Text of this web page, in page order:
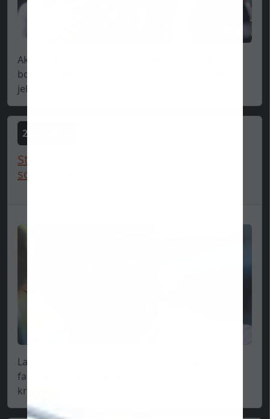
Ako je známe, po ukončení Veľkej ceny Kanady a
bolestnej prehre Red Bull sa Max Verstappen a
jeho tí...
2025-06-26
Stroll:"Jeden-dva slabšie preteky a hneď
som na hovno..."
Lance Stroll sa vyjadril po tom, čo ho nielen
fanúšikovia, ale aj priama odborná verejnosť
kritizova...